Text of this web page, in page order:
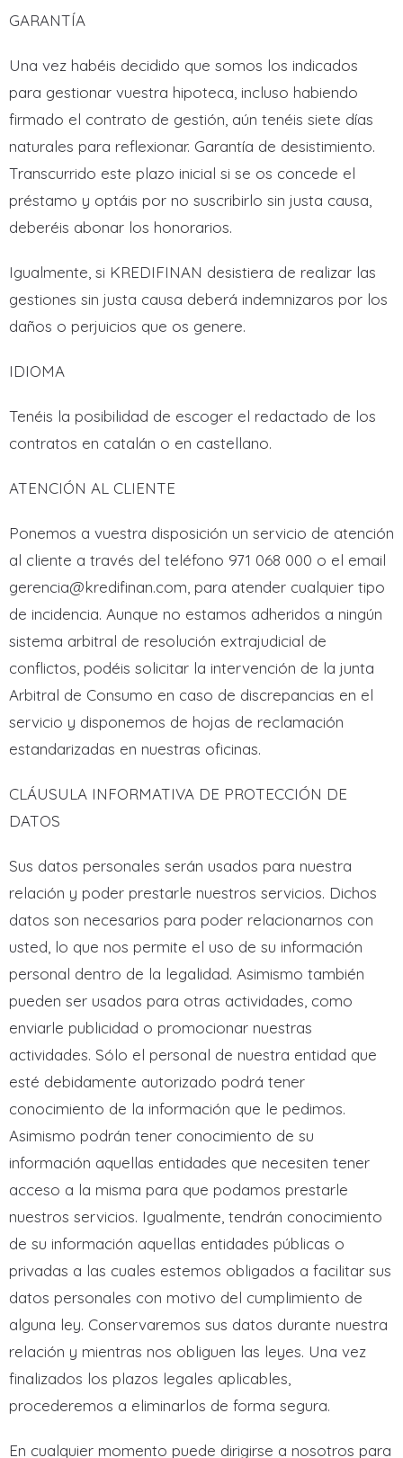
GARANTÍA
Una vez habéis decidido que somos los indicados
para gestionar vuestra hipoteca, incluso habiendo
firmado el contrato de gestión, aún tenéis siete días
naturales para reflexionar. Garantía de desistimiento.
Transcurrido este plazo inicial si se os concede el
préstamo y optáis por no suscribirlo sin justa causa,
deberéis abonar los honorarios.
Igualmente, si KREDIFINAN desistiera de realizar las
gestiones sin justa causa deberá indemnizaros por los
daños o perjuicios que os genere.
IDIOMA
Tenéis la posibilidad de escoger el redactado de los
contratos en catalán o en castellano.
ATENCIÓN AL CLIENTE
Ponemos a vuestra disposición un servicio de atención
al cliente a través del teléfono 971 068 000 o el email
gerencia@kredifinan.com, para atender cualquier tipo
de incidencia. Aunque no estamos adheridos a ningún
sistema arbitral de resolución extrajudicial de
conflictos, podéis solicitar la intervención de la junta
Arbitral de Consumo en caso de discrepancias en el
servicio y disponemos de hojas de reclamación
estandarizadas en nuestras oficinas.
CLÁUSULA INFORMATIVA DE PROTECCIÓN DE
DATOS
Sus datos personales serán usados para nuestra
relación y poder prestarle nuestros servicios. Dichos
datos son necesarios para poder relacionarnos con
usted, lo que nos permite el uso de su información
personal dentro de la legalidad. Asimismo también
pueden ser usados para otras actividades, como
enviarle publicidad o promocionar nuestras
actividades. Sólo el personal de nuestra entidad que
esté debidamente autorizado podrá tener
conocimiento de la información que le pedimos.
Asimismo podrán tener conocimiento de su
información aquellas entidades que necesiten tener
acceso a la misma para que podamos prestarle
nuestros servicios. Igualmente, tendrán conocimiento
de su información aquellas entidades públicas o
privadas a las cuales estemos obligados a facilitar sus
datos personales con motivo del cumplimiento de
alguna ley. Conservaremos sus datos durante nuestra
relación y mientras nos obliguen las leyes. Una vez
finalizados los plazos legales aplicables,
procederemos a eliminarlos de forma segura.
En cualquier momento puede dirigirse a nosotros para